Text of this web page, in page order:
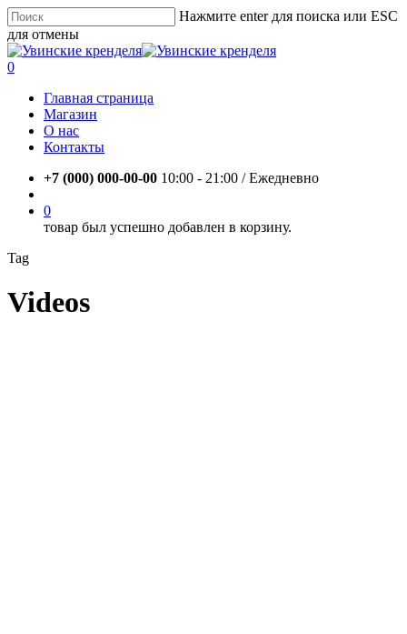
Skip
to
main
content
Нажмите enter для поиска или ESC
для отмены
Close
Search
account
0
Главная страница
Магазин
О нас
Контакты
+7 (000) 000-00-00 10:00 - 21:00 / Eжедневно
0
товар был успешно добавлен в корзину.
Tag
Videos